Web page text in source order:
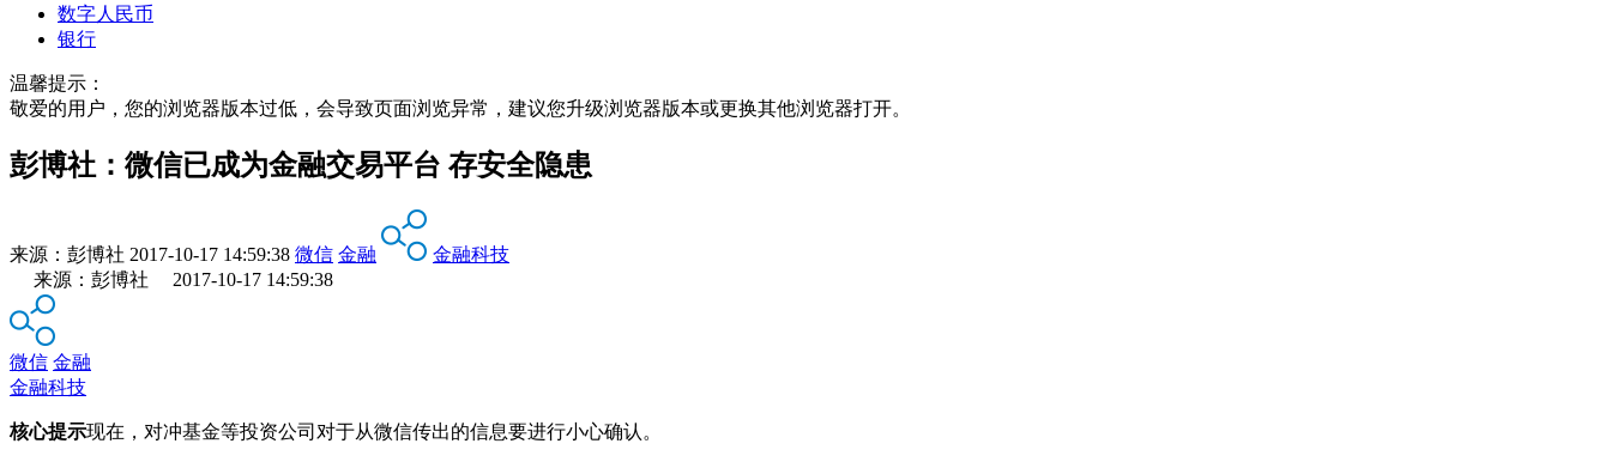
数字人民币
银行
温馨提示：
敬爱的用户，您的浏览器版本过低，会导致页面浏览异常，建议您升级浏览器版本或更换其他浏览器打开。
彭博社：微信已成为金融交易平台 存安全隐患
来源： 彭博社 2017-10-17 14:59:38 微信 金融
金融科技
来源：彭博社 2017-10-17 14:59:38
微信 金融
金融科技
核心提示现在，对冲基金等投资公司对于从微信传出的信息要进行小心确认。